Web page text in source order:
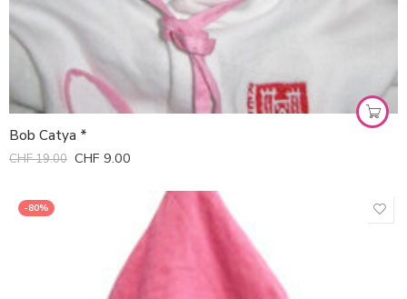
Bob Catya *
CHF19.00 CHF 9.00
-80%